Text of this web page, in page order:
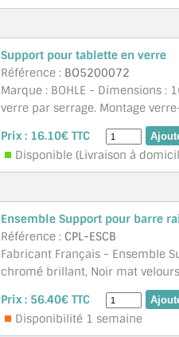
Support pour tablette en verre
Référence : BO5200072
Marque : BOHLE - Dimensions
verre par serrage. Montage
Prix : 16.10€ TTC
Disponible (Livraison à
Ensemble Support pour barre
Référence : CPL-ESCB
Fabricant Français - Ensemble
chromé brillant, Noir mat
Prix : 56.40€ TTC
Disponibilité 1 semaine